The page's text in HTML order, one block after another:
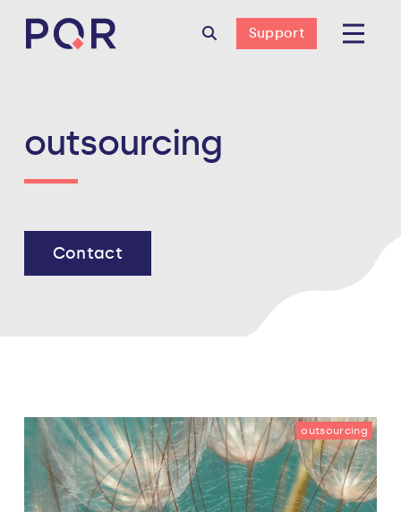
Support
outsourcing
Contact
outsourcing